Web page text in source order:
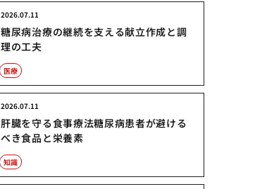
糖尿病治療の継続を支える献立作成と調
理の工夫
2026.07.11
医療
肝臓を守る食事療法糖尿病患者が避ける
べき食品と栄養素
2026.07.11
知識